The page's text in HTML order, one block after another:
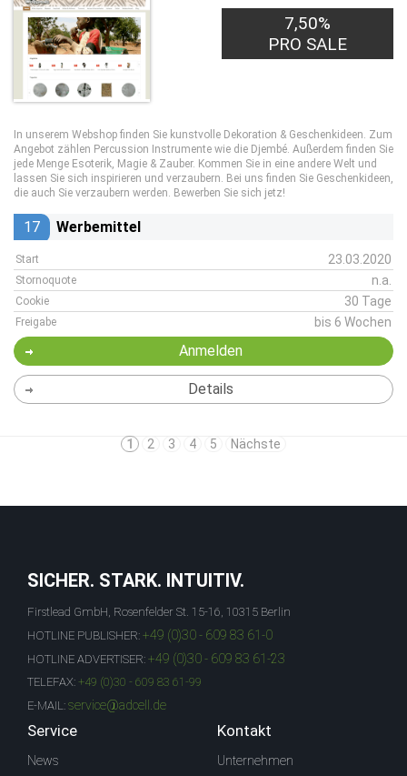
7,50%
PRO SALE
In unserem Webshop finden Sie kunstvolle Dekoration & Geschenkideen. Zum
Angebot zählen Percussion Instrumente wie die Djembé. Außerdem finden Sie
jede Menge Esoterik, Magie & Zauber. Kommen Sie in eine andere Welt und
lassen Sie sich inspirieren und verzaubern. Bei uns finden Sie Geschenkideen,
die auch Sie verzaubern werden. Bewerben Sie sich jetz!
17 Werbemittel
Start 23.03.2020
Stornoquote n.a.
Cookie 30 Tage
Freigabe bis 6 Wochen
Anmelden
Details
1 2 3 4 5 Nächste
SICHER. STARK. INTUITIV.
Firstlead GmbH, Rosenfelder St. 15-16, 10315 Berlin
HOTLINE PUBLISHER: +49 (0)30 - 609 83 61-0
HOTLINE ADVERTISER: +49 (0)30 - 609 83 61-23
TELEFAX: +49 (0)30 - 609 83 61-99
E-MAIL: service@adcell.de
Service
News
Kontakt
Unternehmen